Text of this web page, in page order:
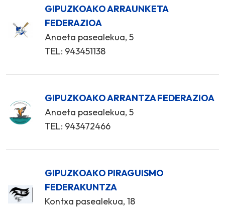
GIPUZKOAKO ARRAUNKETA
FEDERAZIOA
Anoeta pasealekua, 5
TEL: 943451138
GIPUZKOAKO ARRANTZA FEDERAZIOA
Anoeta pasealekua, 5
TEL: 943472466
GIPUZKOAKO PIRAGUISMO
FEDERAKUNTZA
Kontxa pasealekua, 18